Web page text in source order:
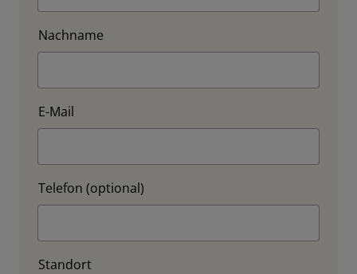
Nachname
E-Mail
Telefon (optional)
Standort